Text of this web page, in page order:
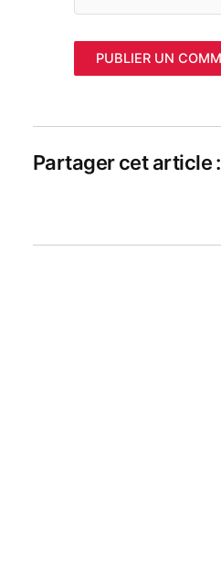
Partager cet article :